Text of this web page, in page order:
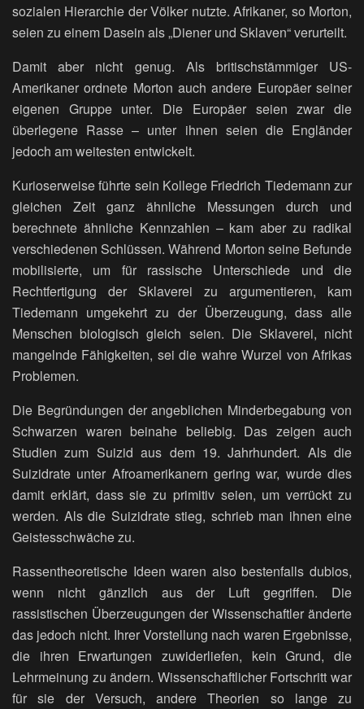
sozialen Hierarchie der Völker nutzte. Afrikaner, so Morton,
seien zu einem Dasein als „Diener und Sklaven“ verurteilt.
Damit aber nicht genug. Als britischstämmiger US-
Amerikaner ordnete Morton auch andere Europäer seiner
eigenen Gruppe unter. Die Europäer seien zwar die
überlegene Rasse – unter ihnen seien die Engländer
jedoch am weitesten entwickelt.
Kurioserweise führte sein Kollege Friedrich Tiedemann zur
gleichen Zeit ganz ähnliche Messungen durch und
berechnete ähnliche Kennzahlen – kam aber zu radikal
verschiedenen Schlüssen. Während Morton seine Befunde
mobilisierte, um für rassische Unterschiede und die
Rechtfertigung der Sklaverei zu argumentieren, kam
Tiedemann umgekehrt zu der Überzeugung, dass alle
Menschen biologisch gleich seien. Die Sklaverei, nicht
mangelnde Fähigkeiten, sei die wahre Wurzel von Afrikas
Problemen.
Die Begründungen der angeblichen Minderbegabung von
Schwarzen waren beinahe beliebig. Das zeigen auch
Studien zum Suizid aus dem 19. Jahrhundert. Als die
Suizidrate unter Afroamerikanern gering war, wurde dies
damit erklärt, dass sie zu primitiv seien, um verrückt zu
werden. Als die Suizidrate stieg, schrieb man ihnen eine
Geistesschwäche zu.
Rassentheoretische Ideen waren also bestenfalls dubios,
wenn nicht gänzlich aus der Luft gegriffen. Die
rassistischen Überzeugungen der Wissenschaftler änderte
das jedoch nicht. Ihrer Vorstellung nach waren Ergebnisse,
die ihren Erwartungen zuwiderliefen, kein Grund, die
Lehrmeinung zu ändern. Wissenschaftlicher Fortschritt war
für sie der Versuch, andere Theorien so lange zu